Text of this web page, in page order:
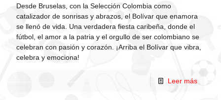
Desde Bruselas, con la Selección Colombia como
catalizador de sonrisas y abrazos, el Bolívar que enamora
se llenó de vida. Una verdadera fiesta caribeña, donde el
fútbol, el amor a la patria y el orgullo de ser colombiano se
celebran con pasión y corazón. ¡Arriba el Bolívar que vibra,
celebra y emociona!
Leer más